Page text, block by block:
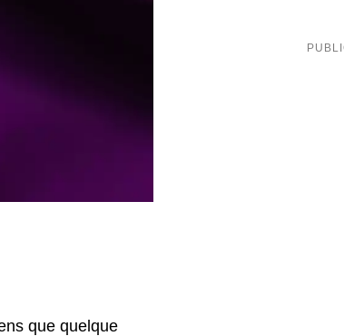
que quelque